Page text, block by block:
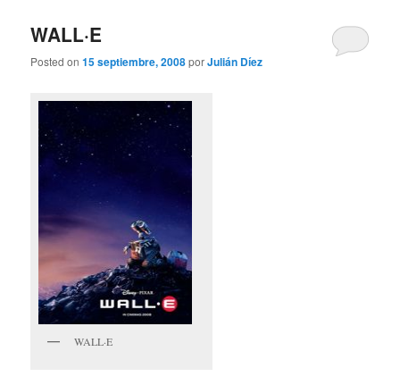
WALL·E
Posted on15 septiembre, 2008porJulián Díez
WALL·E